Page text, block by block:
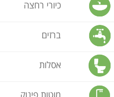
כיורי רחצה
ברזים
אסלות